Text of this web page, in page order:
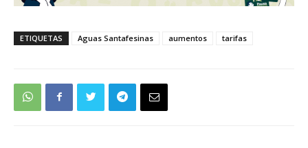
ETIQUETAS Aguas Santafesinas aumentos tarifas